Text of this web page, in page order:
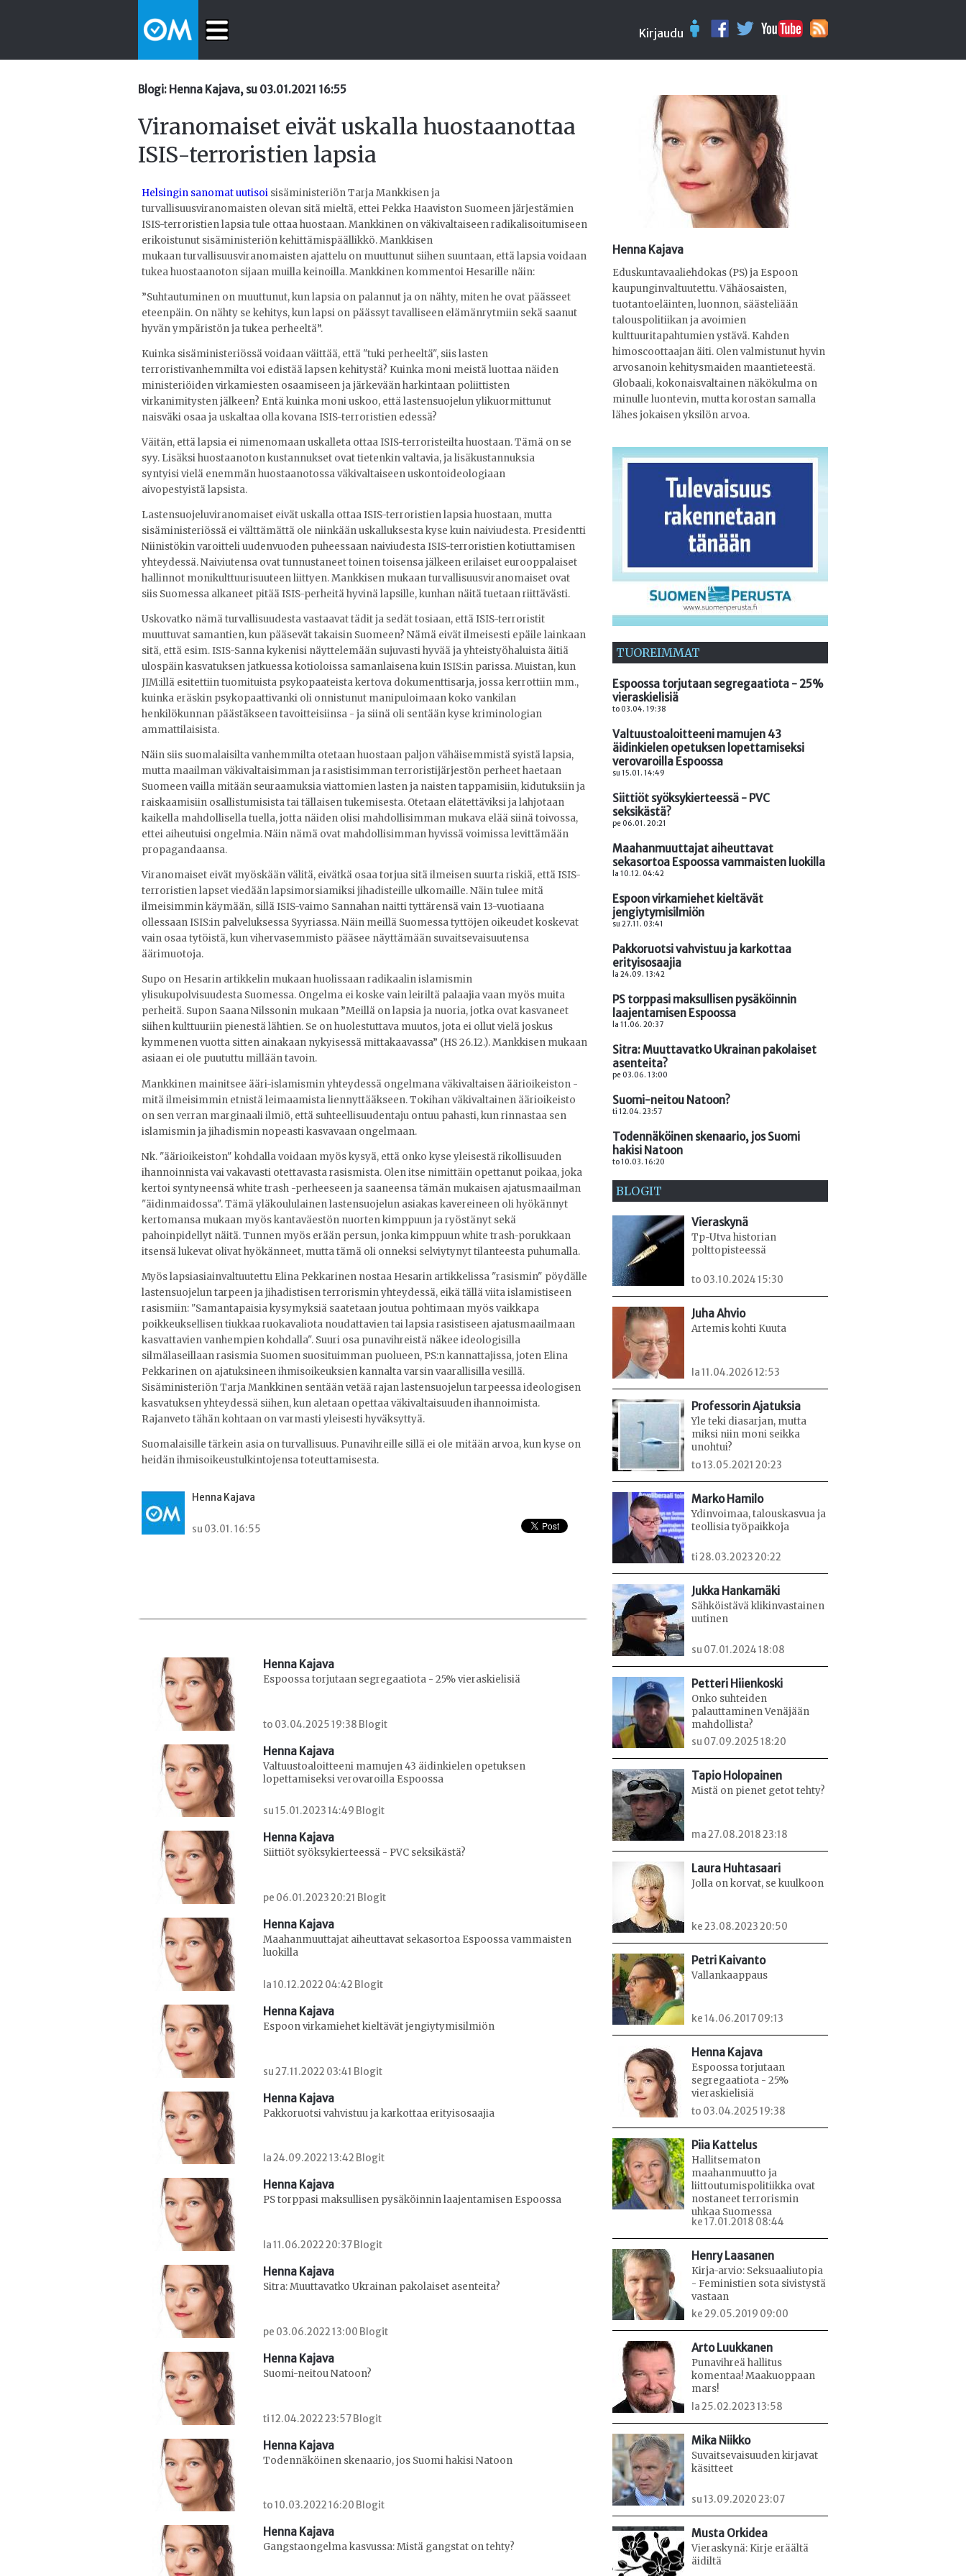
Kirjaudu
Blogi: Henna Kajava, su 03.01.2021 16:55
Viranomaiset eivät uskalla huostaanottaa
ISIS-terroristien lapsia
Helsingin sanomat uutisoi sisäministeriön Tarja Mankkisen ja
turvallisuusviranomaisten olevan sitä mieltä, ettei Pekka Haaviston Suomeen järjestämien
ISIS-terroristien lapsia tule ottaa huostaan. Mankkinen on väkivaltaiseen radikalisoitumiseen
erikoistunut sisäministeriön kehittämispäällikkö. Mankkisen
mukaan turvallisuusviranomaisten ajattelu on muuttunut siihen suuntaan, että lapsia voidaan
tukea huostaanoton sijaan muilla keinoilla. Mankkinen kommentoi Hesarille näin:
”Suhtautuminen on muuttunut, kun lapsia on palannut ja on nähty, miten he ovat päässeet
eteenpäin. On nähty se kehitys, kun lapsi on päässyt tavalliseen elämänrytmiin sekä saanut
hyvän ympäristön ja tukea perheeltä”.
Kuinka sisäministeriössä voidaan väittää, että "tuki perheeltä", siis lasten
terroristivanhemmilta voi edistää lapsen kehitystä? Kuinka moni meistä luottaa näiden
ministeriöiden virkamiesten osaamiseen ja järkevään harkintaan poliittisten
virkanimitysten jälkeen? Entä kuinka moni uskoo, että lastensuojelun ylikuormittunut
naisväki osaa ja uskaltaa olla kovana ISIS-terroristien edessä?
Väitän, että lapsia ei nimenomaan uskalleta ottaa ISIS-terroristeilta huostaan. Tämä on se
syy. Lisäksi huostaanoton kustannukset ovat tietenkin valtavia, ja lisäkustannuksia
syntyisi vielä enemmän huostaanotossa väkivaltaiseen uskontoideologiaan
aivopestyistä lapsista.
Lastensuojeluviranomaiset eivät uskalla ottaa ISIS-terroristien lapsia huostaan, mutta
sisäministeriössä ei välttämättä ole niinkään uskalluksesta kyse kuin naiviudesta. Presidentti
Niinistökin varoitteli uudenvuoden puheessaan naiviudesta ISIS-terroristien kotiuttamisen
yhteydessä. Naiviutensa ovat tunnustaneet toinen toisensa jälkeen erilaiset eurooppalaiset
hallinnot monikulttuurisuuteen liittyen. Mankkisen mukaan turvallisuusviranomaiset ovat
siis Suomessa alkaneet pitää ISIS-perheitä hyvinä lapsille, kunhan näitä tuetaan riittävästi.
Uskovatko nämä turvallisuudesta vastaavat tädit ja sedät tosiaan, että ISIS-terroristit
muuttuvat samantien, kun pääsevät takaisin Suomeen? Nämä eivät ilmeisesti epäile lainkaan
sitä, että esim. ISIS-Sanna kykenisi näyttelemään sujuvasti hyvää ja yhteistyöhaluista äitiä
ulospäin kasvatuksen jatkuessa kotioloissa samanlaisena kuin ISIS:in parissa. Muistan, kun
JIM:illä esitettiin tuomituista psykopaateista kertova dokumenttisarja, jossa kerrottiin mm.,
kuinka eräskin psykopaattivanki oli onnistunut manipuloimaan koko vankilan
henkilökunnan päästäkseen tavoitteisiinsa - ja siinä oli sentään kyse kriminologian
ammattilaisista.
Näin siis suomalaisilta vanhemmilta otetaan huostaan paljon vähäisemmistä syistä lapsia,
mutta maailman väkivaltaisimman ja rasistisimman terroristijärjestön perheet haetaan
Suomeen vailla mitään seuraamuksia viattomien lasten ja naisten tappamisiin, kidutuksiin ja
raiskaamisiin osallistumisista tai tällaisen tukemisesta. Otetaan elätettäviksi ja lahjotaan
kaikella mahdollisella tuella, jotta näiden olisi mahdollisimman mukava elää siinä toivossa,
ettei aiheutuisi ongelmia. Näin nämä ovat mahdollisimman hyvissä voimissa levittämään
propagandaansa.
Viranomaiset eivät myöskään välitä, eivätkä osaa torjua sitä ilmeisen suurta riskiä, että ISIS-
terroristien lapset viedään lapsimorsiamiksi jihadisteille ulkomaille. Näin tulee mitä
ilmeisimmin käymään, sillä ISIS-vaimo Sannahan naitti tyttärensä vain 13-vuotiaana
ollessaan ISIS:in palveluksessa Syyriassa. Näin meillä Suomessa tyttöjen oikeudet koskevat
vain osaa tytöistä, kun vihervasemmisto pääsee näyttämään suvaitsevaisuutensa
äärimuotoja.
Supo on Hesarin artikkelin mukaan huolissaan radikaalin islamismin
ylisukupolvisuudesta Suomessa. Ongelma ei koske vain leiriltä palaajia vaan myös muita
perheitä. Supon Saana Nilssonin mukaan ”Meillä on lapsia ja nuoria, jotka ovat kasvaneet
siihen kulttuuriin pienestä lähtien. Se on huolestuttava muutos, jota ei ollut vielä joskus
kymmenen vuotta sitten ainakaan nykyisessä mittakaavassa” (HS 26.12.). Mankkisen mukaan
asiaan ei ole puututtu millään tavoin.
Mankkinen mainitsee ääri-islamismin yhteydessä ongelmana väkivaltaisen äärioikeiston -
mitä ilmeisimmin etnistä leimaamista liennyttääkseen. Tokihan väkivaltainen äärioikeisto
on sen verran marginaali ilmiö, että suhteellisuudentaju ontuu pahasti, kun rinnastaa sen
islamismin ja jihadismin nopeasti kasvavaan ongelmaan.
Nk. "äärioikeiston" kohdalla voidaan myös kysyä, että onko kyse yleisestä rikollisuuden
ihannoinnista vai vakavasti otettavasta rasismista. Olen itse nimittäin opettanut poikaa, joka
kertoi syntyneensä white trash -perheeseen ja saaneensa tämän mukaisen ajatusmaailman
"äidinmaidossa". Tämä yläkoululainen lastensuojelun asiakas kavereineen oli hyökännyt
kertomansa mukaan myös kantaväestön nuorten kimppuun ja ryöstänyt sekä
pahoinpidellyt näitä. Tunnen myös erään persun, jonka kimppuun white trash-porukkaan
itsensä lukevat olivat hyökänneet, mutta tämä oli onneksi selviytynyt tilanteesta puhumalla.
Myös lapsiasiainvaltuutettu Elina Pekkarinen nostaa Hesarin artikkelissa "rasismin" pöydälle
lastensuojelun tarpeen ja jihadistisen terrorismin yhteydessä, eikä tällä viita islamistiseen
rasismiin: "Samantapaisia kysymyksiä saatetaan joutua pohtimaan myös vaikkapa
poikkeuksellisen tiukkaa ruokavaliota noudattavien tai lapsia rasistiseen ajatusmaailmaan
kasvattavien vanhempien kohdalla". Suuri osa punavihreistä näkee ideologisilla
silmälaseillaan rasismia Suomen suosituimman puolueen, PS:n kannattajissa, joten Elina
Pekkarinen on ajatuksineen ihmisoikeuksien kannalta varsin vaarallisilla vesillä.
Sisäministeriön Tarja Mankkinen sentään vetää rajan lastensuojelun tarpeessa ideologisen
kasvatuksen yhteydessä siihen, kun aletaan opettaa väkivaltaisuuden ihannoimista.
Rajanveto tähän kohtaan on varmasti yleisesti hyväksyttyä.
Suomalaisille tärkein asia on turvallisuus. Punavihreille sillä ei ole mitään arvoa, kun kyse on
heidän ihmisoikeustulkintojensa toteuttamisesta.
Henna Kajava
su 03.01. 16:55
Henna Kajava
Espoossa torjutaan segregaatiota - 25% vieraskielisiä
to 03.04.2025 19:38 Blogit
Henna Kajava
Valtuustoaloitteeni mamujen 43 äidinkielen opetuksen
lopettamiseksi verovaroilla Espoossa
su 15.01.2023 14:49 Blogit
Henna Kajava
Siittiöt syöksykierteessä - PVC seksikästä?
pe 06.01.2023 20:21 Blogit
Henna Kajava
Maahanmuuttajat aiheuttavat sekasortoa Espoossa vammaisten
luokilla
la 10.12.2022 04:42 Blogit
Henna Kajava
Espoon virkamiehet kieltävät jengiytymisilmiön
su 27.11.2022 03:41 Blogit
Henna Kajava
Pakkoruotsi vahvistuu ja karkottaa erityisosaajia
la 24.09.2022 13:42 Blogit
Henna Kajava
PS torppasi maksullisen pysäköinnin laajentamisen Espoossa
la 11.06.2022 20:37 Blogit
Henna Kajava
Sitra: Muuttavatko Ukrainan pakolaiset asenteita?
pe 03.06.2022 13:00 Blogit
Henna Kajava
Suomi-neitou Natoon?
ti 12.04.2022 23:57 Blogit
Henna Kajava
Todennäköinen skenaario, jos Suomi hakisi Natoon
to 10.03.2022 16:20 Blogit
Henna Kajava
Gangstaongelma kasvussa: Mistä gangstat on tehty?
Henna Kajava
Eduskuntavaaliehdokas (PS) ja Espoon
kaupunginvaltuutettu. Vähäosaisten,
tuotantoeläinten, luonnon, säästeliään
talouspolitiikan ja avoimien
kulttuuritapahtumien ystävä. Kahden
himoscoottaajan äiti. Olen valmistunut hyvin
arvosanoin kehitysmaiden maantieteestä.
Globaali, kokonaisvaltainen näkökulma on
minulle luontevin, mutta korostan samalla
lähes jokaisen yksilön arvoa.
TUOREIMMAT
Espoossa torjutaan segregaatiota - 25%
vieraskielisiä
to 03.04. 19:38
Valtuustoaloitteeni mamujen 43
äidinkielen opetuksen lopettamiseksi
verovaroilla Espoossa
su 15.01. 14:49
Siittiöt syöksykierteessä - PVC
seksikästä?
pe 06.01. 20:21
Maahanmuuttajat aiheuttavat
sekasortoa Espoossa vammaisten luokilla
la 10.12. 04:42
Espoon virkamiehet kieltävät
jengiytymisilmiön
su 27.11. 03:41
Pakkoruotsi vahvistuu ja karkottaa
erityisosaajia
la 24.09. 13:42
PS torppasi maksullisen pysäköinnin
laajentamisen Espoossa
la 11.06. 20:37
Sitra: Muuttavatko Ukrainan pakolaiset
asenteita?
pe 03.06. 13:00
Suomi-neitou Natoon?
ti 12.04. 23:57
Todennäköinen skenaario, jos Suomi
hakisi Natoon
to 10.03. 16:20
BLOGIT
Vieraskynä
Tp-Utva historian
polttopisteessä
to 03.10.2024 15:30
Juha Ahvio
Artemis kohti Kuuta
la 11.04.2026 12:53
Professorin Ajatuksia
Yle teki diasarjan, mutta
miksi niin moni seikka
unohtui?
to 13.05.2021 20:23
Marko Hamilo
Ydinvoimaa, talouskasvua ja
teollisia työpaikkoja
ti 28.03.2023 20:22
Jukka Hankamäki
Sähköistävä klikinvastainen
uutinen
su 07.01.2024 18:08
Petteri Hiienkoski
Onko suhteiden
palauttaminen Venäjään
mahdollista?
su 07.09.2025 18:20
Tapio Holopainen
Mistä on pienet getot tehty?
ma 27.08.2018 23:18
Laura Huhtasaari
Jolla on korvat, se kuulkoon
ke 23.08.2023 20:50
Petri Kaivanto
Vallankaappaus
ke 14.06.2017 09:13
Henna Kajava
Espoossa torjutaan
segregaatiota - 25%
vieraskielisiä
to 03.04.2025 19:38
Piia Kattelus
Hallitsematon
maahanmuutto ja
liittoutumispolitiikka ovat
nostaneet terrorismin
uhkaa Suomessa
ke 17.01.2018 08:44
Henry Laasanen
Kirja-arvio: Seksuaaliutopia
- Feministien sota sivistystä
vastaan
ke 29.05.2019 09:00
Arto Luukkanen
Punavihreä hallitus
komentaa! Maakuoppaan
mars!
la 25.02.2023 13:58
Mika Niikko
Suvaitsevaisuuden kirjavat
käsitteet
su 13.09.2020 23:07
Musta Orkidea
Vieraskynä: Kirje eräältä
äidiltä